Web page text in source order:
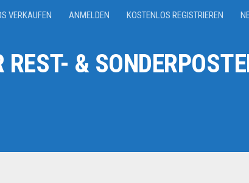
VERKAUFEN ANMELDEN KOSTENLOS REGISTRIEREN
&